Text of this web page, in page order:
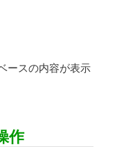
ースの内容が表示
作